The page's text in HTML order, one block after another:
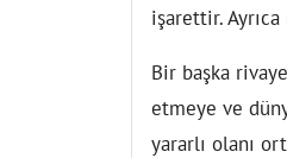
işarettir.
Bir başka
etmeye ve
yararlı olanı